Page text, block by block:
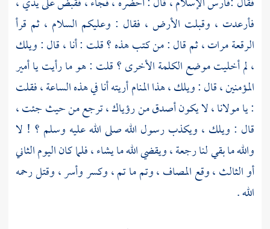
فأرعدت ، وقبلت الأرض ، فقال : وعليكم السلام ، ثم قرأ
الرقعة مرات ، ثم قال : من كتب هذه ؟ قلت : أنا ، قال : ويلك
، لم أخليت موضع الكلمة الأخرى ؟ قلت : هو ما رأيت يا أمير
المؤمنين ، قال : ويلك ، هذا المنام أريته أنا في هذه الساعة ، فقلت
: يا مولانا ، لا يكون أصدق من رؤياك ، ترجع من حيث جئت ،
قال : ويلك ، ويكذب رسول الله صلى الله عليه وسلم ؟ ! لا
والله ما بقي لنا رجعة ، ويقضي الله ما يشاء ، فلما كان اليوم الثاني
أو الثالث ، وقع المصاف ، وتم ما تم ، وكسر وأسر ، وقتل رحمه
الله .